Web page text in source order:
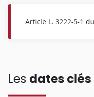
Article L. 3222-5-1
Les dates clés